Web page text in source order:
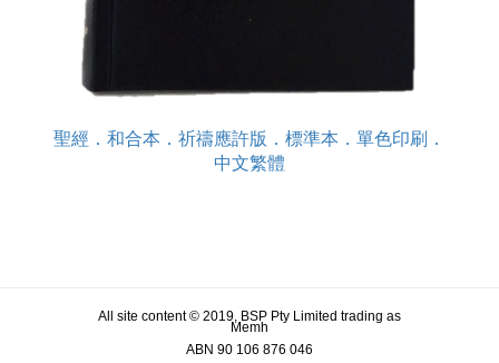
聖經．和合本．祈禱應許版．標準本．單色印刷．
中文繁體
All site content © 2019, BSP Pty Limited trading as
Memh
ABN 90 106 876 046